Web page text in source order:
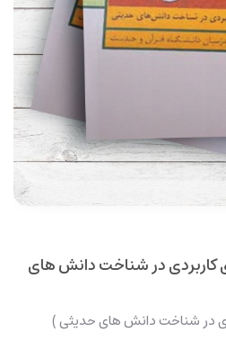
در شناخت دانش های
در شناخت دانش های حديثی )